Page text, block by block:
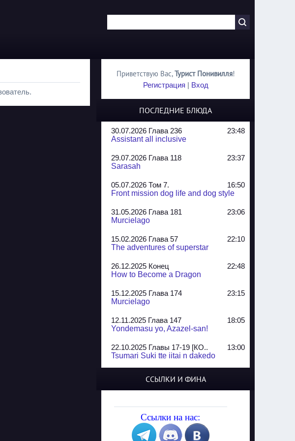
Приветствую Вас,Турист Понивилля!
Регистрация | Вход
ПОСЛЕДНИЕ БЛЮДА
30.07.2026 Глава 236
23:48
Assistant all inclusive
29.07.2026 Глава 118
23:37
Sarasah
05.07.2026 Том 7.
16:50
Front mission dog life and dog style
31.05.2026 Глава 181
23:06
Murcielago
15.02.2026 Глава 57
22:10
The adventures of superstar
26.12.2025 Конец
22:48
How to Become a Dragon
15.12.2025 Глава 174
23:15
Murcielago
12.11.2025 Глава 147
18:05
Yondemasu yo, Azazel-san!
22.10.2025 Главы 17-19 [КО..
13:00
Tsumari Suki tte iitai n dakedo
Jungle Juice
Yozakura Shijuusou
08.08.2025 Глава 50
A Compendium of Ghosts
ССЫЛКИ И ФИНА
Ссылки на нас: